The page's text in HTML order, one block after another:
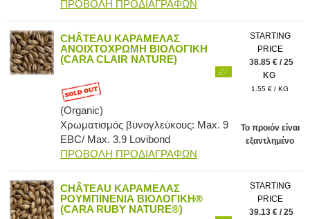
ΠΡΟΒΟΛΗ ΠΡΟΔΙΑΓΡΑΦΩΝ
CHÂTEAU ΚΑΡΑΜΕΛΑΣ
ΑΝΟΙΧΤΟΧΡΩΜΗ ΒΙΟΛΟΓΙΚΗ
(CARA CLAIR NATURE)
(Organic)
Χρωματισμός βυνογλεύκους: Max. 9
EBC/ Max. 3.9 Lovibond
ΠΡΟΒΟΛΗ ΠΡΟΔΙΑΓΡΑΦΩΝ
STARTING
PRICE
38.85 € / 25
KG
1.55 € / KG
Το προιόν είναι
εξαντλημένο
CHÂTEAU ΚΑΡΑΜΕΛΑΣ
ΡΟΥΜΠΙΝΕΝΙΑ ΒΙΟΛΟΓΙΚΗ®
(CARA RUBY NATURE®)
STARTING
PRICE
39.13 € / 25